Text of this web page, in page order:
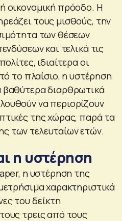
οικονομική πρόοδο. Η
τους μισθούς, την
των θέσεων
και τελικά τις
ιδιαίτερα οι
το πλαίσιο, η υστέρηση
βαθύτερα διαρθρωτικά
να περιορίζουν
της χώρας, παρά τα
των τελευταίων ετών.
η υστέρηση
η υστέρηση της
χαρακτηριστικά
του δείκτη
τρεις από τους